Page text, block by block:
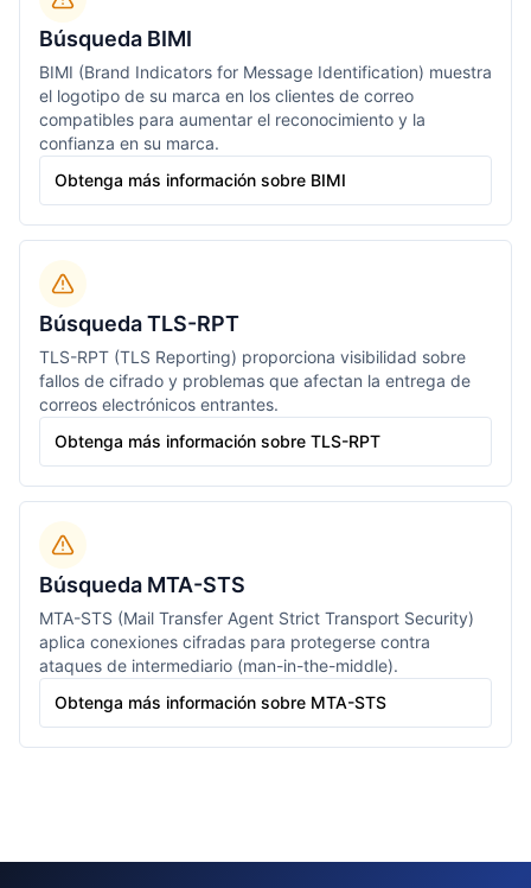
Búsqueda BIMI
BIMI (Brand Indicators for Message Identification) muestra
el logotipo de su marca en los clientes de correo
compatibles para aumentar el reconocimiento y la
confianza en su marca.
Obtenga más información sobre BIMI
Búsqueda TLS-RPT
TLS-RPT (TLS Reporting) proporciona visibilidad sobre
fallos de cifrado y problemas que afectan la entrega de
correos electrónicos entrantes.
Obtenga más información sobre TLS-RPT
Búsqueda MTA-STS
MTA-STS (Mail Transfer Agent Strict Transport Security)
aplica conexiones cifradas para protegerse contra
ataques de intermediario (man-in-the-middle).
Obtenga más información sobre MTA-STS